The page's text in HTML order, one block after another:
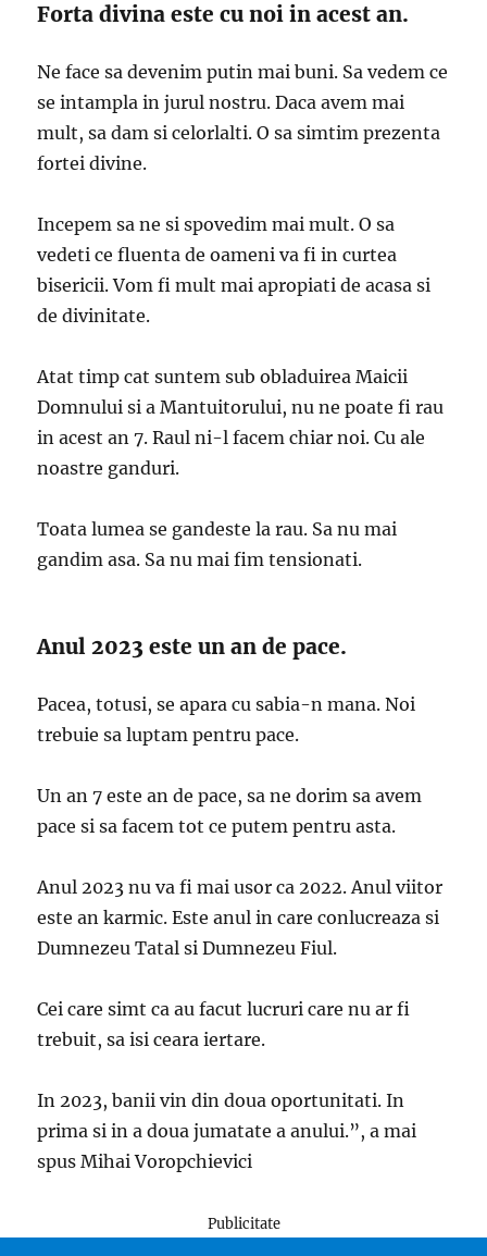
Forta divina este cu noi in acest an.
Ne face sa devenim putin mai buni. Sa vedem ce
se intampla in jurul nostru. Daca avem mai
mult, sa dam si celorlalti. O sa simtim prezenta
fortei divine.
Incepem sa ne si spovedim mai mult. O sa
vedeti ce fluenta de oameni va fi in curtea
bisericii. Vom fi mult mai apropiati de acasa si
de divinitate.
Atat timp cat suntem sub obladuirea Maicii
Domnului si a Mantuitorului, nu ne poate fi rau
in acest an 7. Raul ni-l facem chiar noi. Cu ale
noastre ganduri.
Toata lumea se gandeste la rau. Sa nu mai
gandim asa. Sa nu mai fim tensionati.
Anul 2023 este un an de pace.
Pacea, totusi, se apara cu sabia-n mana. Noi
trebuie sa luptam pentru pace.
Un an 7 este an de pace, sa ne dorim sa avem
pace si sa facem tot ce putem pentru asta.
Anul 2023 nu va fi mai usor ca 2022. Anul viitor
este an karmic. Este anul in care conlucreaza si
Dumnezeu Tatal si Dumnezeu Fiul.
Cei care simt ca au facut lucruri care nu ar fi
trebuit, sa isi ceara iertare.
In 2023, banii vin din doua oportunitati. In
prima si in a doua jumatate a anului.”, a mai
spus Mihai Voropchievici
Publicitate